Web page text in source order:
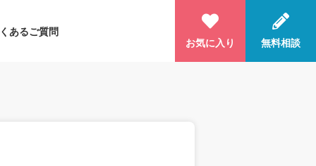
あるご質問
お気に入り
無料相談